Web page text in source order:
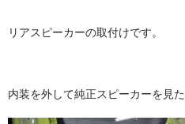
リアスピーカーの取付けです。
内装を外して純正スピーカーを見た